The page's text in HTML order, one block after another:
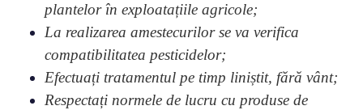
plantelor în exploatațiile agricole;
La realizarea amestecurilor se va verifica
compatibilitatea pesticidelor;
Efectuați tratamentul pe timp liniștit, fără vânt;
Respectați normele de lucru cu produse de